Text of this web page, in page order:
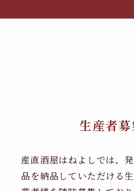
生産者募
産直酒屋はねよしでは、
品を納品していただける